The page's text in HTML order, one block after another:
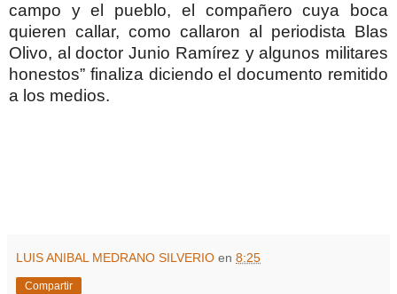
campo y el pueblo, el compañero cuya boca
quieren callar, como callaron al periodista Blas
Olivo, al doctor Junio Ramírez y algunos militares
honestos” finaliza diciendo el documento remitido
a los medios.
LUIS ANIBAL MEDRANO SILVERIO en 8:25
Compartir